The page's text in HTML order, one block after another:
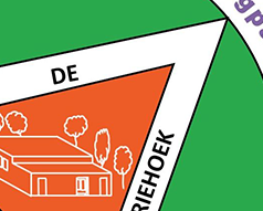
WarmtelinQ